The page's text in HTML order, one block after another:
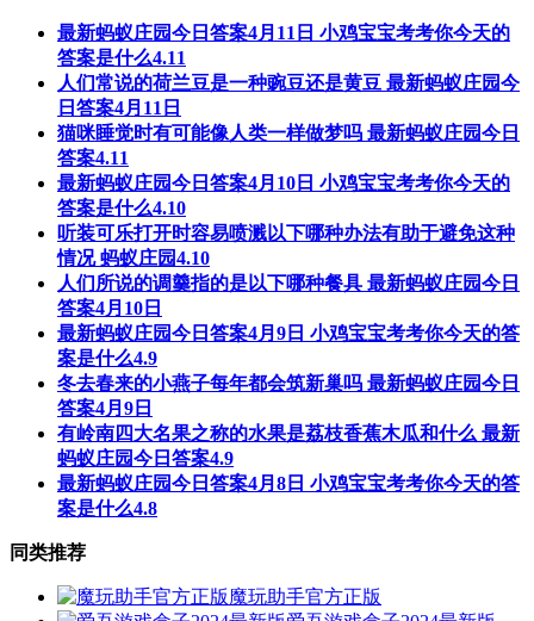
最新蚂蚁庄园今日答案4月11日 小鸡宝宝考考你今天的
答案是什么4.11
人们常说的荷兰豆是一种豌豆还是黄豆 最新蚂蚁庄园今
日答案4月11日
猫咪睡觉时有可能像人类一样做梦吗 最新蚂蚁庄园今日
答案4.11
最新蚂蚁庄园今日答案4月10日 小鸡宝宝考考你今天的
答案是什么4.10
听装可乐打开时容易喷溅以下哪种办法有助于避免这种
情况 蚂蚁庄园4.10
人们所说的调羹指的是以下哪种餐具 最新蚂蚁庄园今日
答案4月10日
最新蚂蚁庄园今日答案4月9日 小鸡宝宝考考你今天的答
案是什么4.9
冬去春来的小燕子每年都会筑新巢吗 最新蚂蚁庄园今日
答案4月9日
有岭南四大名果之称的水果是荔枝香蕉木瓜和什么 最新
蚂蚁庄园今日答案4.9
最新蚂蚁庄园今日答案4月8日 小鸡宝宝考考你今天的答
案是什么4.8
同类推荐
魔玩助手官方正版